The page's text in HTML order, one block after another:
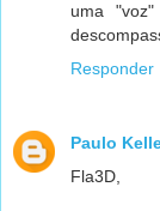
uma
Responder
Paulo
Fla3D,